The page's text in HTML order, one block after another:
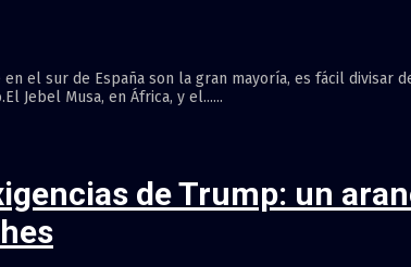
el sur de España son la gran mayoría, es fácil divisar
Jebel Musa, en África, y el......
de Trump: un